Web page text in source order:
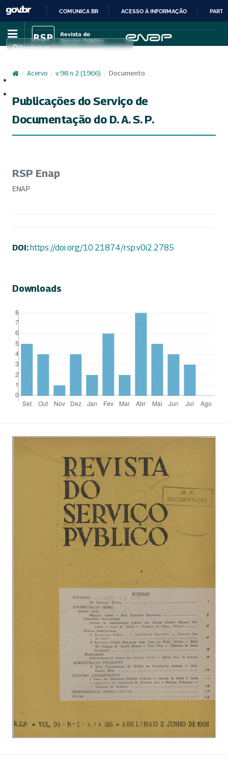
IR
PARA
CONTEÚDO
COMUNICA BR ACESSO À INFORMAÇÃO
Pesquisar
/ Acervo / v. 98 n. 2 (1966) / Documento
Publicações do Serviço de
Documentação do D. A. S. P.
RSP Enap
ENAP
DOI:https://doi.org/10.21874/rsp.v0i2.2785
Downloads